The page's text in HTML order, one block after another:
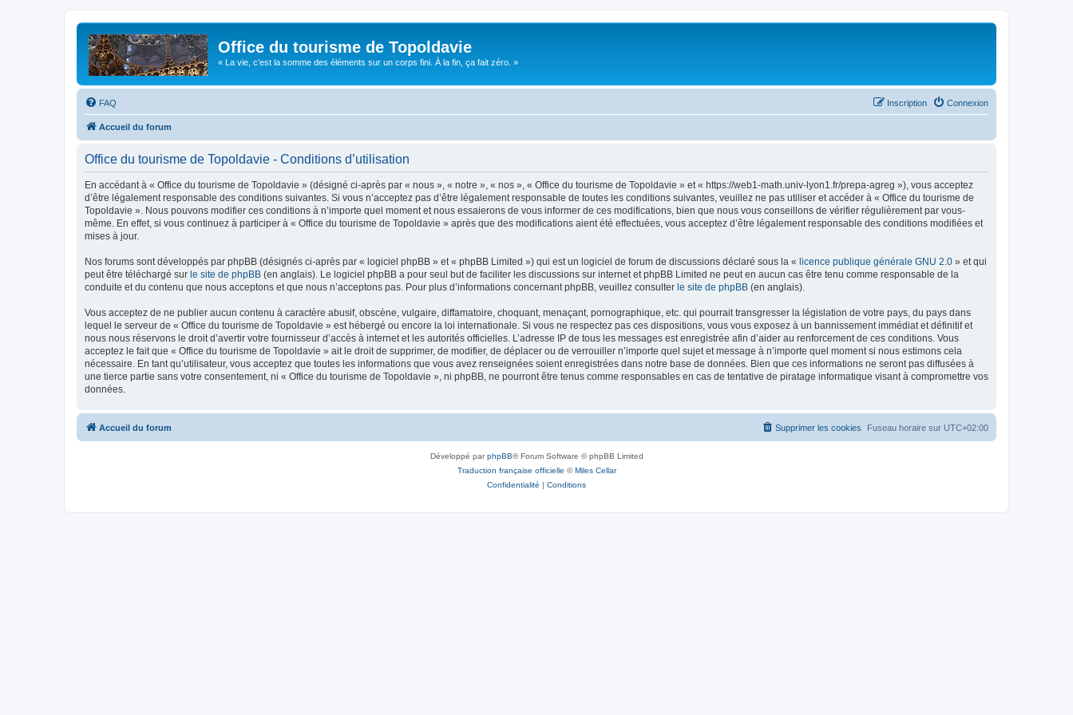
Office du tourisme de Topoldavie
« La vie, c'est la somme des éléments sur un corps fini. À la fin, ça fait zéro. »
FAQ Connexion
Inscription
Accueil du forum
Office du tourisme de Topoldavie - Conditions d’utilisation
En accédant à « Office du tourisme de Topoldavie » (désigné ci-après par « nous », « notre », « nos », « Office du tourisme de Topoldavie » et « https://web1-math.univ-lyon1.fr/prepa-agreg »), vous acceptez
d’être légalement responsable des conditions suivantes. Si vous n’acceptez pas d’être légalement responsable de toutes les conditions suivantes, veuillez ne pas utiliser et accéder à « Office du tourisme de
Topoldavie ». Nous pouvons modifier ces conditions à n’importe quel moment et nous essaierons de vous informer de ces modifications, bien que nous vous conseillons de vérifier régulièrement par vous-
même. En effet, si vous continuez à participer à « Office du tourisme de Topoldavie » après que des modifications aient été effectuées, vous acceptez d’être légalement responsable des conditions modifiées et
mises à jour.
Nos forums sont développés par phpBB (désignés ci-après par « logiciel phpBB » et « phpBB Limited ») qui est un logiciel de forum de discussions déclaré sous la « licence publique générale GNU 2.0 » et qui
peut être téléchargé sur le site de phpBB (en anglais). Le logiciel phpBB a pour seul but de faciliter les discussions sur internet et phpBB Limited ne peut en aucun cas être tenu comme responsable de la
conduite et du contenu que nous acceptons et que nous n’acceptons pas. Pour plus d’informations concernant phpBB, veuillez consulter le site de phpBB (en anglais).
Vous acceptez de ne publier aucun contenu à caractère abusif, obscène, vulgaire, diffamatoire, choquant, menaçant, pornographique, etc. qui pourrait transgresser la législation de votre pays, du pays dans
lequel le serveur de « Office du tourisme de Topoldavie » est hébergé ou encore la loi internationale. Si vous ne respectez pas ces dispositions, vous vous exposez à un bannissement immédiat et définitif et
nous nous réservons le droit d’avertir votre fournisseur d’accès à internet et les autorités officielles. L’adresse IP de tous les messages est enregistrée afin d’aider au renforcement de ces conditions. Vous
acceptez le fait que « Office du tourisme de Topoldavie » ait le droit de supprimer, de modifier, de déplacer ou de verrouiller n’importe quel sujet et message à n’importe quel moment si nous estimons cela
nécessaire. En tant qu’utilisateur, vous acceptez que toutes les informations que vous avez renseignées soient enregistrées dans notre base de données. Bien que ces informations ne seront pas diffusées à
une tierce partie sans votre consentement, ni « Office du tourisme de Topoldavie », ni phpBB, ne pourront être tenus comme responsables en cas de tentative de piratage informatique visant à compromettre vos
données.
Accueil du forum Fuseau horaire sur UTC+02:00
Supprimer les cookies
Développé parphpBB® Forum Software © phpBB Limited
Traduction française officielle ©Miles Cellar
Confidentialité | Conditions